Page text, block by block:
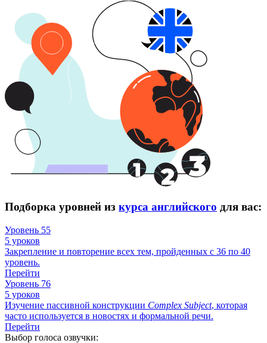
Подборка уровней из курса английского для вас:
Уровень 55
5 уроков
Закрепление и повторение всех тем, пройденных с 36 по 40
уровень.
Перейти
Уровень 76
5 уроков
Изучение пассивной конструкции Complex Subject, которая
часто используется в новостях и формальной речи.
Перейти
Выбор голоса озвучки: